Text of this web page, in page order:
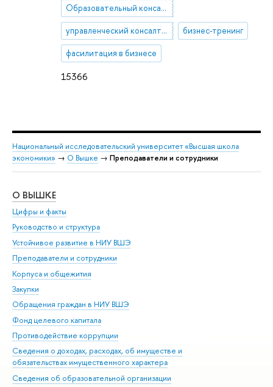
15366
Образовательный консалтинг
управленческий консалтинг бизнес-тренинг
фасилитация в бизнесе
Национальный исследовательский университет «Высшая школа
экономики» → О Вышке → Преподаватели и сотрудники
О ВЫШКЕ
Цифры и факты
Руководство и структура
Устойчивое развитие в НИУ ВШЭ
Преподаватели и сотрудники
Корпуса и общежития
Закупки
Обращения граждан в НИУ ВШЭ
Фонд целевого капитала
Противодействие коррупции
Сведения о доходах, расходах, об имуществе и
обязательствах имущественного характера
Сведения об образовательной организации